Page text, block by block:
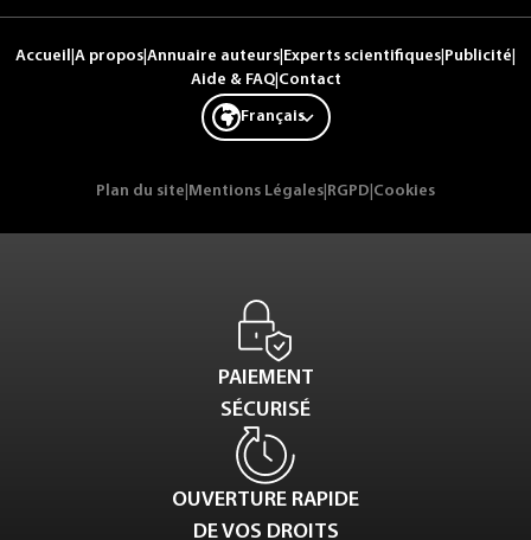
Accueil A propos Annuaire auteurs Experts scientifiques Publicité
Aide & FAQ| Contact
Français
Plan du site Mentions Légales RGPD Cookies
PAIEMENT
SÉCURISÉ
OUVERTURE RAPIDE
DE VOS DROITS